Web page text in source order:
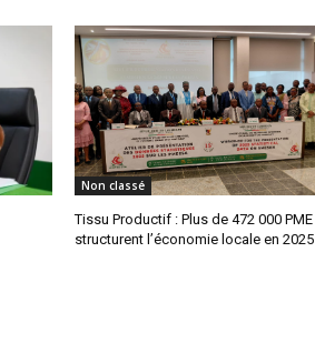
Non classé
Tissu Productif : Plus de 472 000 PME
structurent l’économie locale en 2025